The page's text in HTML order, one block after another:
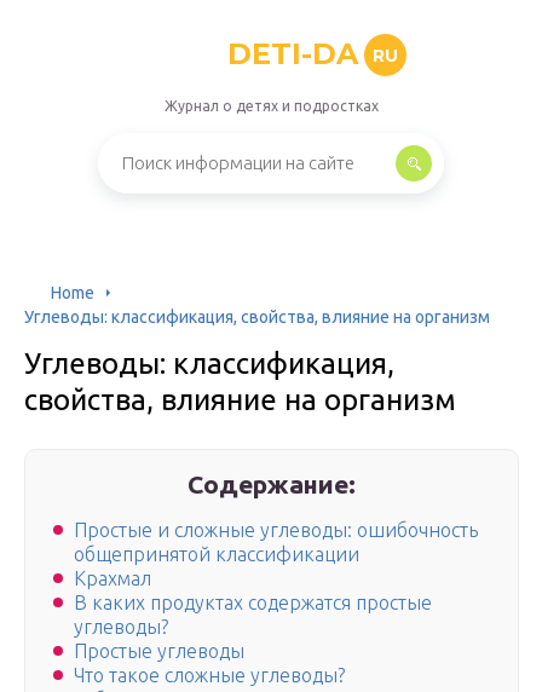
DETI-DA RU
Журнал о детях и подростках
Home
Углеводы: классификация, свойства, влияние на организм
Углеводы: классификация,
свойства, влияние на организм
Содержание:
Простые и сложные углеводы: ошибочность
общепринятой классификации
Крахмал
В каких продуктах содержатся простые
углеводы?
Простые углеводы
Что такое сложные углеводы?